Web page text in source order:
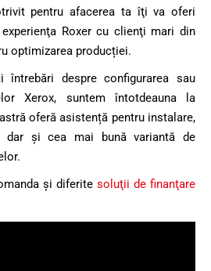
pentru afacerea ta îţi va oferi
Roxer cu clienţi mari din
optimizarea producției.
întrebări despre configurarea sau
Xerox, suntem întotdeauna la
oferă asistență pentru instalare,
dar şi cea mai bună variantă de
şi diferite soluţii de finanţare